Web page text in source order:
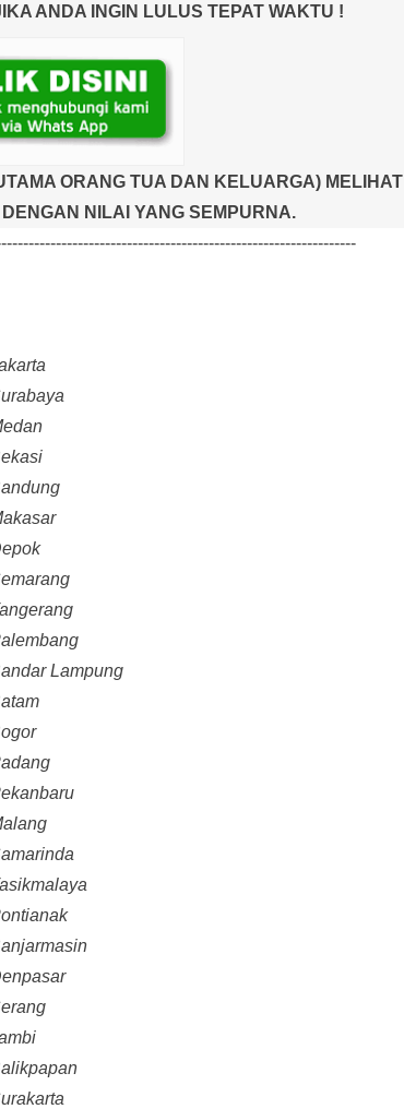
ANDA INGIN LULUS TEPAT WAKTU !
ORANG TUA DAN KELUARGA) MELIHAT
NILAI YANG SEMPURNA.
Lampung